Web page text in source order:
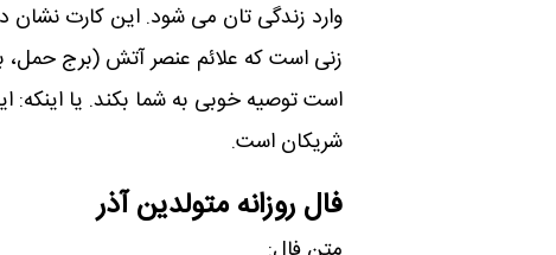
وارد زندگی تان می شود. این کارت
زنی است که علائم عنصر آتش (برج
است توصیه خوبی به شما بکند. یا اینکه:
شریکان است.
فال روزانه متولدین آذر